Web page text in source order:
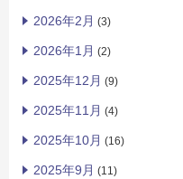
2026年2月 (3)
2026年1月 (2)
2025年12月 (9)
2025年11月 (4)
2025年10月 (16)
2025年9月 (11)